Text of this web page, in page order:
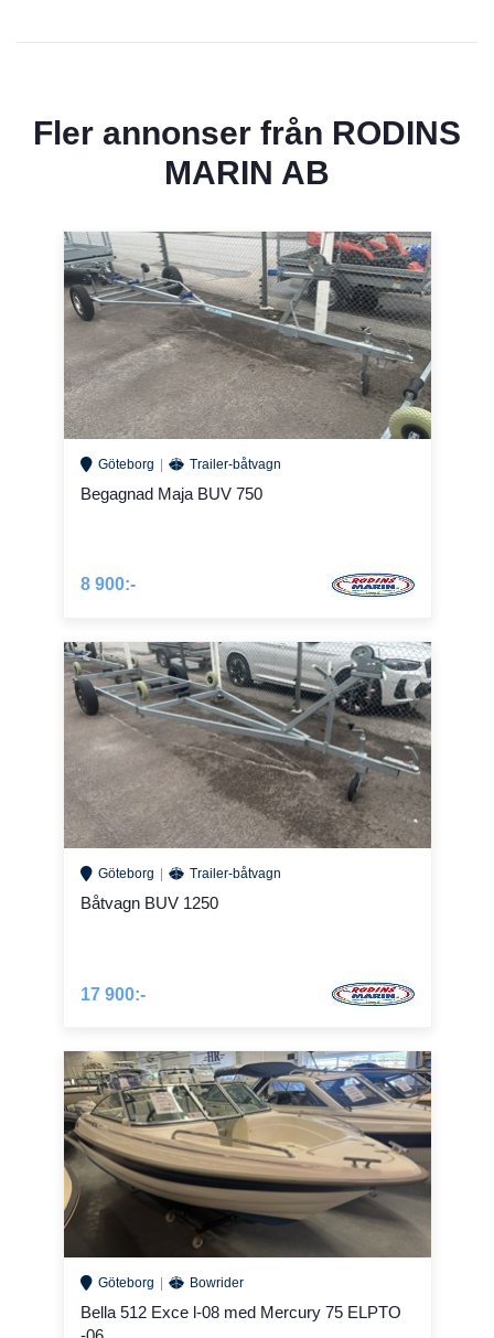
Fler annonser från RODINS
MARIN AB
Göteborg Trailer-båtvagn
Begagnad Maja BUV 750
8 900:-
Göteborg Trailer-båtvagn
Båtvagn BUV 1250
17 900:-
Göteborg Bowrider
Bella 512 Exce l-08 med Mercury 75 ELPTO